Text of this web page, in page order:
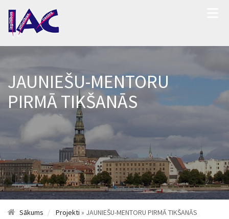
JAUNIEŠU-MENTORU
PIRMĀ TIKŠANĀS
Sākums Projekti » JAUNIEŠU-MENTORU PIRMĀ TIKŠANĀS